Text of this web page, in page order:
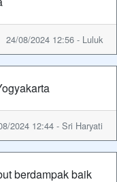
24/08/2024 12:56 - Luluk
2024 12:44 - Sri Haryati
berdampak baik